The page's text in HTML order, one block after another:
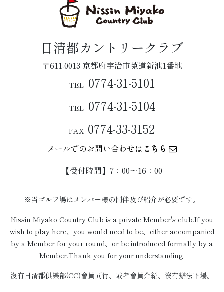
日清都カントリークラブ
〒611-0013 京都府宇治市莵道新池1番地
TEL 0774-31-5101
TEL 0774-31-5104
FAX 0774-33-3152
メールでのお問い合わせは こちら
【受付時間】7：00〜16：00
※当ゴルフ場はメンバー様の同伴及び紹介が必要です。
Nissin Miyako Country Club is a private Member's club.If you
wish to play here、you would need to be、either accompanied
by a Member for your round、or be introduced formally by a
Member.Thank you for your understanding.
沒有日清都俱樂部(CC)會員同行、或者會員介紹、沒有辦法下場。